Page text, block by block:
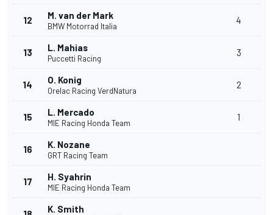
12 M. van der Mark
BMW Motorrad Italia
4
13 L. Mahias
Puccetti Racing
3
14 O. Konig
Orelac Racing VerdNatura
2
15 L. Mercado
MIE Racing Honda Team
1
16 K. Nozane
GRT Racing Team
17 H. Syahrin
MIE Racing Honda Team
K. Smith